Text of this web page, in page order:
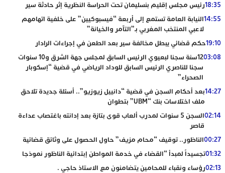
18:35رئيس مجلس إقليم بنسليمان تحت الحراسة النظرية إثر حادثة سير
14:55النيابة العامة تستمع إلى أربعة “فيسبوكيين” على خلفية اتهامهم
لاعبي المنتخب المغربي بـ”التآمر والخيانة”
19:10حكم قضائي يبطل مخالفة سير بعد الطعن في إجراءات الرادار
03:08
12سنة سجنا لبعيوي الرئيس السابق لمجلس جهة الشرق و10 سنوات
سجنا للناصري الرئيس السابق للوداد الرياضي في قضية “إسكوبار
الصحراء”
14:27بعد أحكام السجن في قضية “دانييل زيوزيو”.. أسئلة جديدة تلاحق
ملف اختلاسات بنك “UBM” بتطوان
02:14
السجن 5 سنوات لمدرب ألعاب قوى بتازة بعد إدانته باغتصاب عداءة
قاصر
00:27الناظور.. توقيف “محام مزيف” حاول الحصول على وثائق قضائية
01:32تجسيداً لمبدأ “القضاء في خدمة المواطن إبتدائية الناظور نموذجا
02:13رؤساء ونقباء للمحامين يتضامنون مع الاستاذ حاجي .